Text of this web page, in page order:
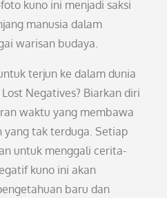
kuno ini menjadi saksi
manusia dalam
warisan budaya.
terjun ke dalam dunia
Negatives? Biarkan diri
waktu yang membawa
yang tak terduga. Setiap
untuk menggali cerita-
kuno ini akan
baru dan